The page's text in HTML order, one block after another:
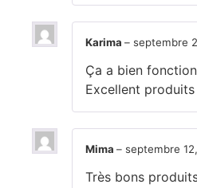
Karima – septembre
Ça a bien
Excellent produits
Mima – septembre
Très bons